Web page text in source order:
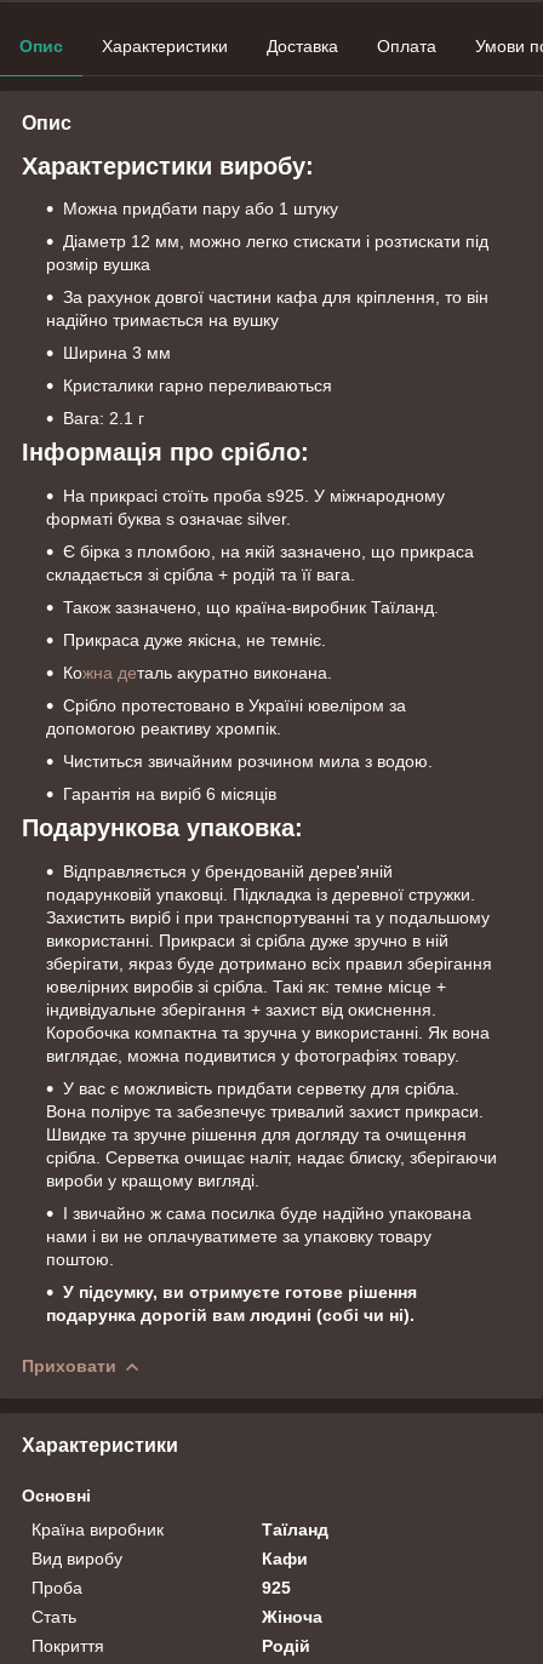
Опис Характеристики Доставка Оплата Умови
Опис
Характеристики виробу:
Можна придбати пару або 1 штуку
Діаметр 12 мм, можно легко стискати і розтискати під
розмір вушка
За рахунок довгої частини кафа для кріплення, то він
надійно тримається на вушку
Ширина 3 мм
Кристалики гарно переливаються
Вага: 2.1 г
Інформація про срібло:
На прикрасі стоїть проба s925. У міжнародному
форматі буква s означає silver.
Є бірка з пломбою, на якій зазначено, що прикраса
складається зі срібла + родій та її вага.
Також зазначено, що країна-виробник Таїланд.
Прикраса дуже якісна, не темніє.
Кожна деталь акуратно виконана.
Срібло протестовано в Україні ювеліром за
допомогою реактиву хромпік.
Чиститься звичайним розчином мила з водою.
Гарантія на виріб 6 місяців
Подарункова упаковка:
Відправляється у брендованій дерев'яній
подарунковій упаковці. Підкладка із деревної стружки.
Захистить виріб і при транспортуванні та у подальшому
використанні. Прикраси зі срібла дуже зручно в ній
зберігати, якраз буде дотримано всіх правил зберігання
ювелірних виробів зі срібла. Такі як: темне місце +
індивідуальне зберігання + захист від окиснення.
Коробочка компактна та зручна у використанні. Як вона
виглядає, можна подивитися у фотографіях товару.
У вас є можливість придбати серветку для срібла.
Вона полірує та забезпечує тривалий захист прикраси.
Швидке та зручне рішення для догляду та очищення
срібла. Серветка очищає наліт, надає блиску, зберігаючи
вироби у кращому вигляді.
І звичайно ж сама посилка буде надійно упакована
нами і ви не оплачуватимете за упаковку товару
поштою.
У підсумку, ви отримуєте готове рішення
подарунка дорогій вам людині (собі чи ні).
Приховати
Характеристики
Основні
Країна виробник
Таїланд
Вид виробу
Кафи
Проба
925
Стать
Жіноча
Покриття
Родій